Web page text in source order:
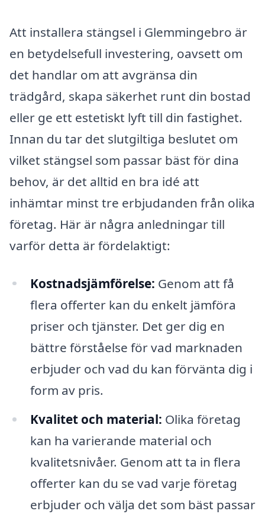
Att installera stängsel i Glemmingebro är
en betydelsefull investering, oavsett om
det handlar om att avgränsa din
trädgård, skapa säkerhet runt din bostad
eller ge ett estetiskt lyft till din fastighet.
Innan du tar det slutgiltiga beslutet om
vilket stängsel som passar bäst för dina
behov, är det alltid en bra idé att
inhämtar minst tre erbjudanden från olika
företag. Här är några anledningar till
varför detta är fördelaktigt:
Kostnadsjämförelse: Genom att få
flera offerter kan du enkelt jämföra
priser och tjänster. Det ger dig en
bättre förståelse för vad marknaden
erbjuder och vad du kan förvänta dig i
form av pris.
Kvalitet och material: Olika företag
kan ha varierande material och
kvalitetsnivåer. Genom att ta in flera
offerter kan du se vad varje företag
erbjuder och välja det som bäst passar